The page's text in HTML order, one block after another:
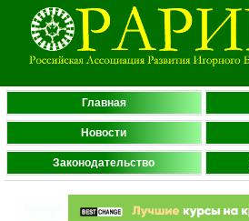
Главная
Новости
Законодательство